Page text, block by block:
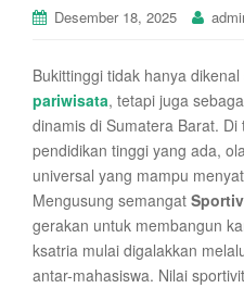
Desember 18, 2025
Bukittinggi tidak hanya
pariwisata, tetapi juga
dinamis di Sumatera Barat.
pendidikan tinggi yang ada,
universal yang mampu
Mengusung semangat
gerakan untuk membangun
ksatria mulai digalakkan
antar-mahasiswa. Nilai